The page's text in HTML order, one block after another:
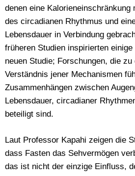
denen eine Kalorieneinschränkung
des circadianen Rhythmus und
Lebensdauer in Verbindung
früheren Studien inspirierten
neuen Studie; Forschungen, die
Verständnis jener Mechanismen
Zusammenhängen zwischen
Lebensdauer, circadianer
beteiligt sind.
Laut Professor Kapahi zeigen die
dass Fasten das Sehvermögen
das ist nicht der einzige Einfluss,